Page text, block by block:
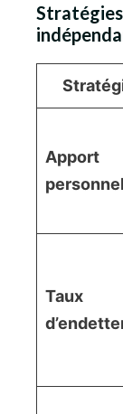
Apport
personnel
Taux